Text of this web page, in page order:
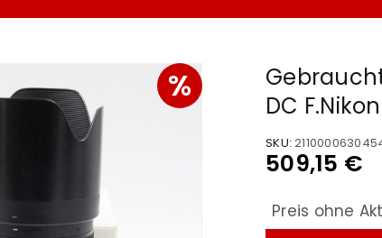
%
DC
SKU:
509,15 €
Preis ohne